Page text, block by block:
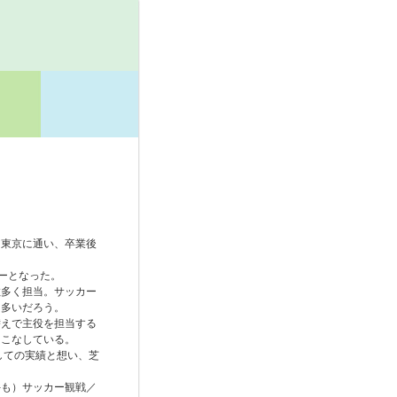
京に通い、卒業後
となった。
く担当。サッカー
いだろう。
で主役を担当する
なしている。
の実績と想い、芝
）サッカー観戦／